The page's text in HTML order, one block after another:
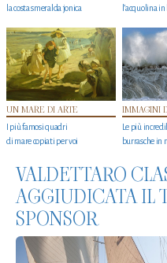
la costa smeralda jonica
l’acquolina in
UN MARE DI ARTE
I più famosi quadri
di mare copiati per voi
IMMAGINI
Le più
burrasche in
VALDETTARO
AGGIUDICATA IL
SPONSOR